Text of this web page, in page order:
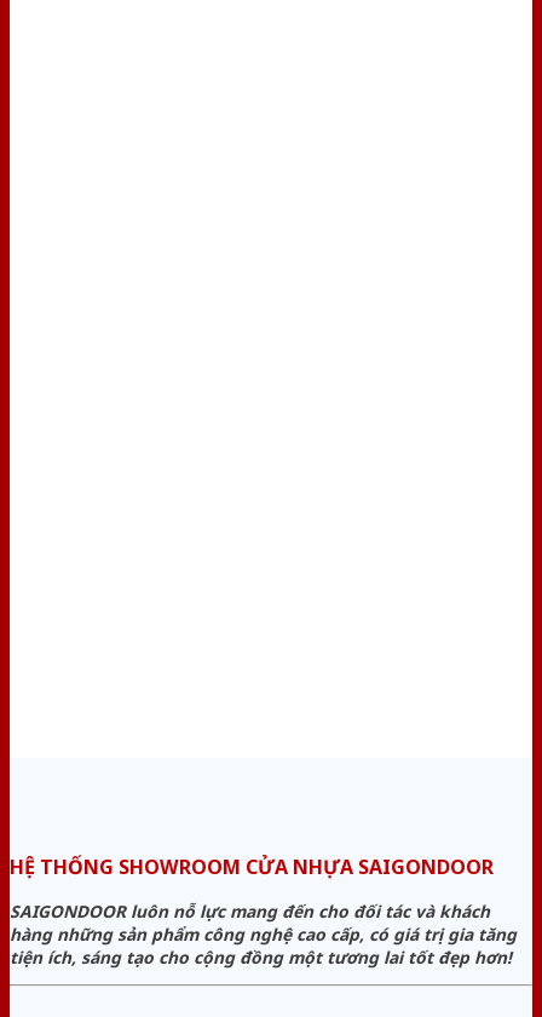
HỆ THỐNG SHOWROOM CỬA NHỰA SAIGONDOOR
SAIGONDOOR luôn nỗ lực mang đến cho đối tác và khách
hàng những sản phẩm công nghệ cao cấp, có giá trị gia tăng
tiện ích, sáng tạo cho cộng đồng một tương lai tốt đẹp hơn!